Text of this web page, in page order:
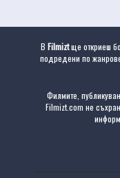
В Filmiztще откриеш
подредени по
Филмите,
Filmizt.com не